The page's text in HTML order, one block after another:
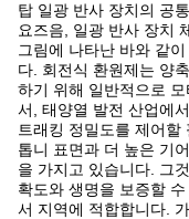
탑 일광 반사 장치의 공
요즈음, 일광 반사 장치
그림에 나타난 바와 같
다. 회전식 환원제는 양
하기 위해 일반적으로
서, 태양열 발전 산업에
트래킹 정밀도를 제어
톱니 표면과 더 높은 기
을 가지고 있습니다. 그
확도와 생명을 보증할
서 지역에 적합합니다.